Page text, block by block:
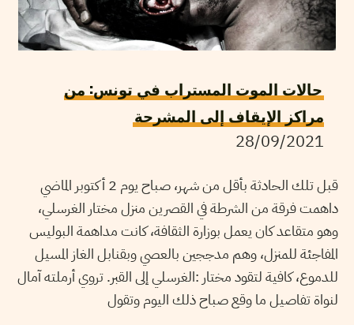
حالات الموت المستراب في تونس: من
مراكز الإيقاف إلى المشرحة
28/09/2021
قبل تلك الحادثة بأقل من شهر، صباح يوم 2 أكتوبر الماضي
داهمت فرقة من الشرطة في القصرين منزل مختار الغرسلي،
وهو متقاعد كان يعمل بوزارة الثقافة، كانت مداهمة البوليس
المفاجئة للمنزل، وهم مدججين بالعصي وبقنابل الغاز المسيل
للدموع، كافية لتقود مختار :الغرسلي إلى القبر. تروي أرملته آمال
لنواة تفاصيل ما وقع صباح ذلك اليوم وتقول